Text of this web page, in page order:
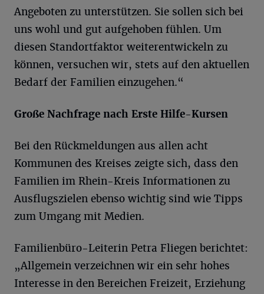
Angeboten zu unterstützen. Sie sollen sich bei
uns wohl und gut aufgehoben fühlen. Um
diesen Standortfaktor weiterentwickeln zu
können, versuchen wir, stets auf den aktuellen
Bedarf der Familien einzugehen.“
Große Nachfrage nach Erste Hilfe-Kursen
Bei den Rückmeldungen aus allen acht
Kommunen des Kreises zeigte sich, dass den
Familien im Rhein-Kreis Informationen zu
Ausflugszielen ebenso wichtig sind wie Tipps
zum Umgang mit Medien.
Familienbüro-Leiterin Petra Fliegen berichtet:
„Allgemein verzeichnen wir ein sehr hohes
Interesse in den Bereichen Freizeit, Erziehung